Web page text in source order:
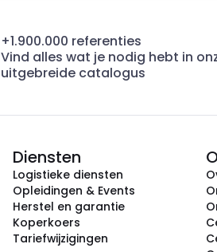
+1.900.000 referenties
Vind alles wat je nodig hebt in
uitgebreide catalogus
Diensten
Logistieke diensten
Opleidingen & Events
Herstel en garantie
Koperkoers
Tariefwijzigingen